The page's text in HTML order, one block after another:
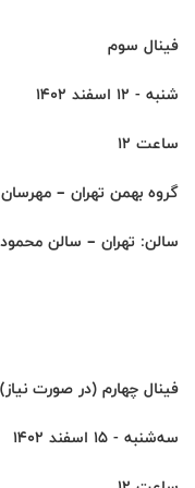
فینال سوم
شنبه - 12 اسفند 1402
ساعت 12
گروه بهمن تهران –
سالن: تهران – سالن
فینال چهارم (در صورت نیاز)
سه‌شنبه - 15 اسفند 1402